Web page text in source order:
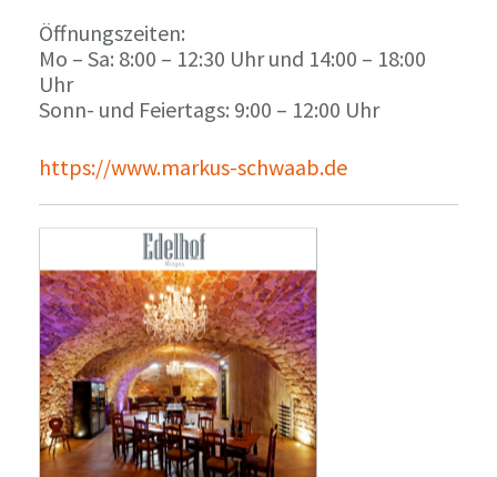
Öffnungszeiten:
Mo – Sa: 8:00 – 12:30 Uhr und 14:00 – 18:00
Uhr
Sonn- und Feiertags: 9:00 – 12:00 Uhr
https://www.markus-schwaab.de